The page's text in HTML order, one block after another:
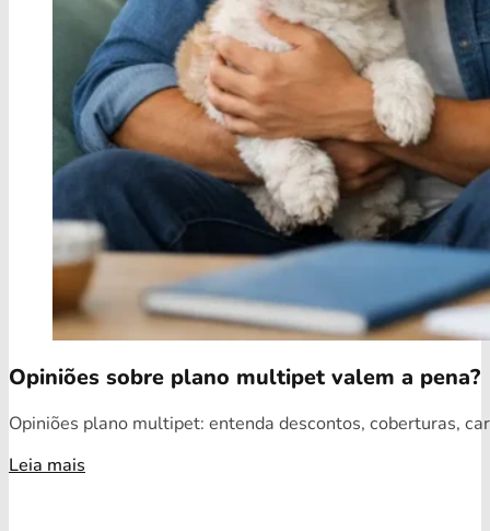
Opiniões sobre plano multipet valem a pena?
Opiniões plano multipet: entenda descontos, coberturas,
Leia mais